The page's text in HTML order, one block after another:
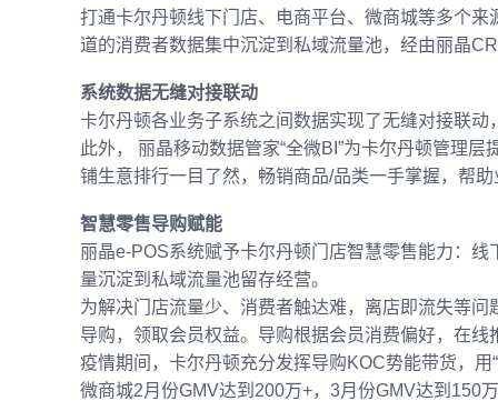
打通卡尔丹顿线下门店、电商平台、微商城等多个
道的消费者数据集中沉淀到私域流量池，经由丽晶
系统数据无缝对接联动
卡尔丹顿各业务子系统之间数据实现了无缝对接联
此外， 丽晶移动数据管家“全微BI”为卡尔丹顿管理
铺生意排行一目了然，畅销商品/品类一手掌握，帮
智慧零售导购赋能
丽晶e-POS系统赋予卡尔丹顿门店智慧零售能力：
量沉淀到私域流量池留存经营。
为解决门店流量少、消费者触达难，离店即流失等
导购，领取会员权益。导购根据会员消费偏好，在
疫情期间，卡尔丹顿充分发挥导购KOC势能带货，
微商城2月份GMV达到200万+，3月份GMV达到150